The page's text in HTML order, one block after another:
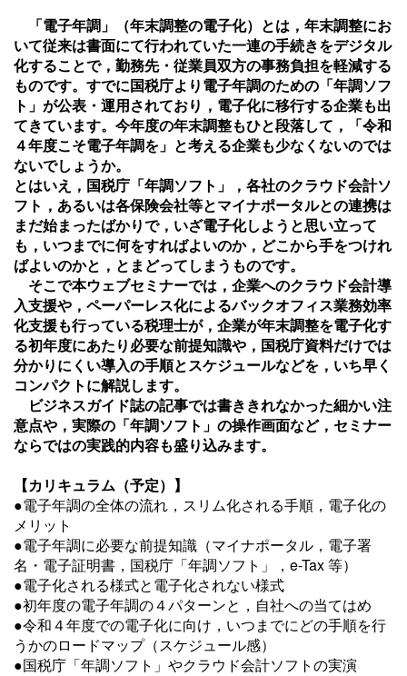
「電子年調」（年末調整の電子化）とは，年末調整にお
いて従来は書面にて行われていた一連の手続きをデジタル
化することで，勤務先・従業員双方の事務負担を軽減する
ものです。すでに国税庁より電子年調のための「年調ソフ
ト」が公表・運用されており，電子化に移行する企業も出
てきています。今年度の年末調整もひと段落して，「令和
４年度こそ電子年調を」と考える企業も少なくないのでは
ないでしょうか。
とはいえ，国税庁「年調ソフト」，各社のクラウド会計ソ
フト，あるいは各保険会社等とマイナポータルとの連携は
まだ始まったばかりで，いざ電子化しようと思い立って
も，いつまでに何をすればよいのか，どこから手をつけれ
ばよいのかと，とまどってしまうものです。
そこで本ウェブセミナーでは，企業へのクラウド会計導
入支援や，ペーパーレス化によるバックオフィス業務効率
化支援も行っている税理士が，企業が年末調整を電子化す
る初年度にあたり必要な前提知識や，国税庁資料だけでは
分かりにくい導入の手順とスケジュールなどを，いち早く
コンパクトに解説します。
ビジネスガイド誌の記事では書ききれなかった細かい注
意点や，実際の「年調ソフト」の操作画面など，セミナー
ならではの実践的内容も盛り込みます。
【カリキュラム（予定） 】
●電子年調の全体の流れ，スリム化される手順，電子化の
メリット
●電子年調に必要な前提知識（マイナポータル，電子署
名・電子証明書，国税庁「年調ソフト」，e-Tax 等）
●電子化される様式と電子化されない様式
●初年度の電子年調の４パターンと，自社への当てはめ
●令和４年度での電子化に向け，いつまでにどの手順を行
うかのロードマップ（スケジュール感）
●国税庁「年調ソフト」やクラウド会計ソフトの実演